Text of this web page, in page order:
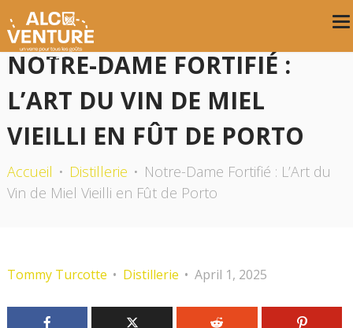
NOTRE-DAME FORTIFIÉ :
L’ART DU VIN DE MIEL
VIEILLI EN FÛT DE PORTO
Accueil Distillerie
Notre-Dame Fortifié : L’Art du
Vin de Miel Vieilli en Fût de Porto
Tommy Turcotte Distillerie April 1, 2025